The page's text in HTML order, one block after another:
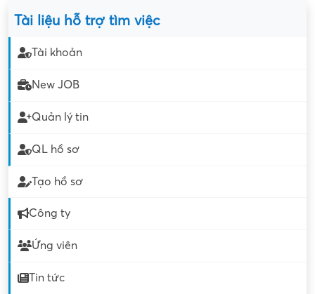
Tài liệu hỗ trợ tìm việc
Tài khoản
New JOB
Quản lý tin
QL hồ sơ
Tạo hồ sơ
Công ty
Ứng viên
Tin tức